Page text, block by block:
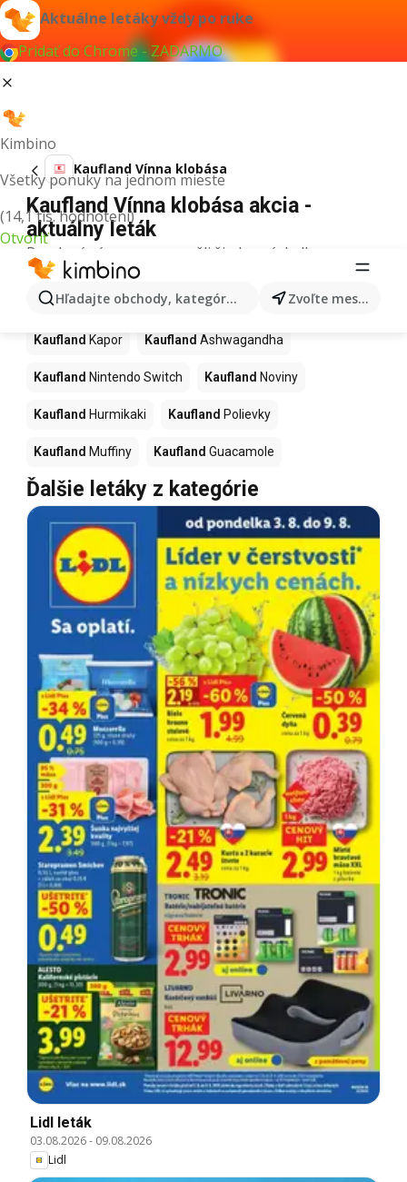
Aktuálne letáky vždy po ruke
Pridať do Chrome - ZADARMO
Kimbino
Všetky ponuky na jednom mieste
(14,1 tis. hodnotení)
Otvoriť
Hľadajte obchody, kategórie, produkty... Zvoľte mesto
Kaufland Vínna klobása
Kaufland Vínna klobása akcia -
aktuálny leták
Pre daný výraz sme nenašli žiadne výsledky.
Ďalšie produkty v obchodoch
Kaufland
Kaufland Kapor Kaufland Ashwagandha
Kaufland Nintendo Switch Kaufland Noviny
Kaufland Hurmikaki Kaufland Polievky
Kaufland Muffiny Kaufland Guacamole
Ďalšie letáky z kategórie
Lidl leták
03.08.2026- 09.08.2026
Lidl